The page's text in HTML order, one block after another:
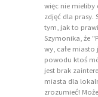
więc nie
zdjęć dla prasy.
tym, jak to
Szymonika, że
wy, całe
powodu ktoś
jest brak
miasta dla
zrozumieć!